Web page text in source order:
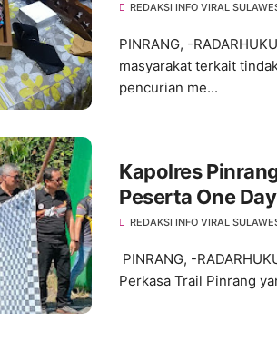
REDAKSI INFO VIRAL
PINRANG, -
masyarakat terkait
pencurian me...
Kapolres
Peserta One
Perkasa Jelajah
REDAKSI INFO VIRAL
PINRANG, -
Perkasa Trail Pinrang